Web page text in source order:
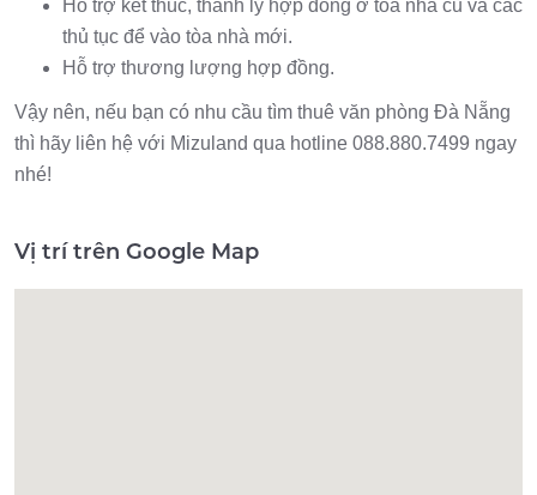
Hỗ trợ kết thúc, thanh lý hợp đồng ở tòa nhà cũ và các
thủ tục để vào tòa nhà mới.
Hỗ trợ thương lượng hợp đồng.
Vậy nên, nếu bạn có nhu cầu tìm thuê văn phòng Đà Nẵng
thì hãy liên hệ với Mizuland qua hotline 088.880.7499 ngay
nhé!
Vị trí trên Google Map